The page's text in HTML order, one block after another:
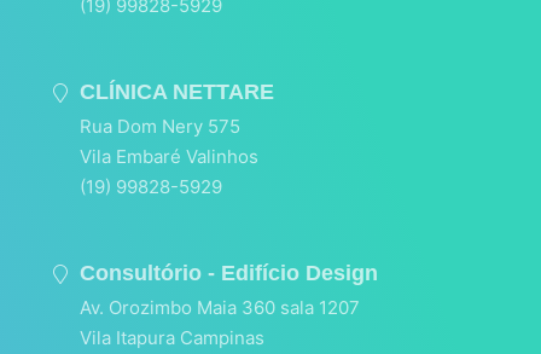
(19) 99828-5929
CLÍNICA NETTARE
Rua Dom Nery 575
Vila Embaré Valinhos
(19) 99828-5929
Consultório - Edifício Design
Av. Orozimbo Maia 360 sala 1207
Vila Itapura Campinas